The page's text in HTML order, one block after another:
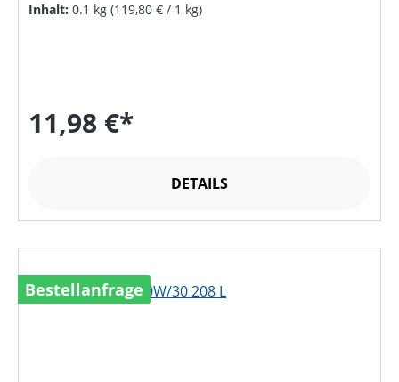
Inhalt: 0.1 kg (119,80 € / 1 kg)
11,98 €*
DETAILS
Bestellanfrage